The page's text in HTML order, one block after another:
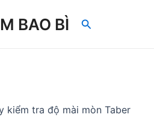
BAO BÌ Search
kiểm tra độ mài mòn Taber